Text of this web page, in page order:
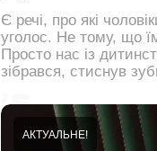
Є речі, про які
уголос. Не тому, що
Просто нас із
зібрався, стиснув
АКТУАЛЬНЕ!